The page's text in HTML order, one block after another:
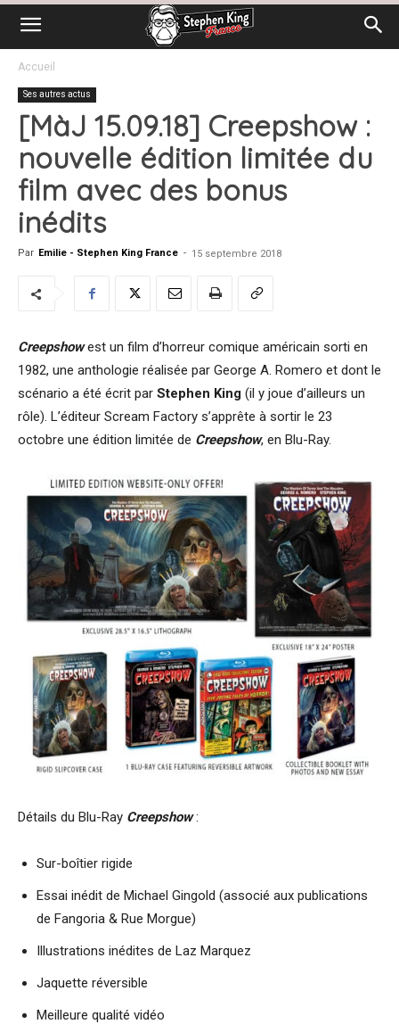
Accueil
Ses autres actus
[MàJ 15.09.18] Creepshow :
nouvelle édition limitée du
film avec des bonus
inédits
Par Emilie - Stephen King France - 15 septembre 2018
Creepshowest un film d’horreur comique américain sorti en
1982, une anthologie réalisée par George A. Romero et dont le
scénario a été écrit par Stephen King (il y joue d’ailleurs un
rôle). L’éditeur Scream Factory s’apprête à sortir le 23
octobre une édition limitée de Creepshow, en Blu-Ray.
Détails du Blu-Ray Creepshow:
Sur-boîtier rigide
Essai inédit de Michael Gingold (associé aux publications
de Fangoria & Rue Morgue)
Illustrations inédites de Laz Marquez
Jaquette réversible
Meilleure qualité vidéo